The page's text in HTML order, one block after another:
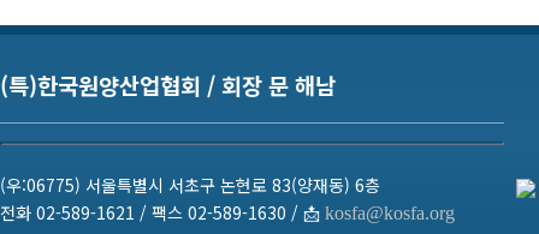
(특)한국원양산업협회 / 회장 문 해남
(우:06775) 서울특별시 서초구 논현로 83(양재동) 6층
전화 02-589-1621 / 팩스 02-589-1630 / 📩 kosfa@kosfa.org